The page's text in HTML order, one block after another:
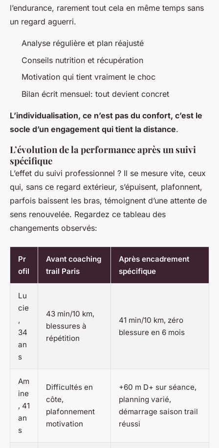
l’endurance, rarement tout cela en même temps sans
un regard aguerri.
Analyse régulière et plan réajusté
Conseils nutrition et récupération
Motivation qui tient vraiment le choc
Bilan écrit mensuel: tout devient concret
L’individualisation, ce n’est pas du confort, c’est le
socle d’un engagement qui tient la distance.
L’évolution de la performance après un suivi
spécifique
L’effet du suivi professionnel ? Il se mesure vite, ceux
qui, sans ce regard extérieur, s’épuisent, plafonnent,
parfois baissent les bras, témoignent d’une attente de
sens renouvelée. Regardez ce tableau des
changements observés:
Pr
ofil
Avant coaching
trail Paris
Après encadrement
spécifique
Lu
cie
,
34
an
s
43 min/10 km,
blessures à
répétition
41 min/10 km, zéro
blessure en 6 mois
Am
ine
, 41
an
s
Difficultés en
côte,
plafonnement
motivation
+60 m D+ sur séance,
planning varié,
démarrage saison trail
réussi